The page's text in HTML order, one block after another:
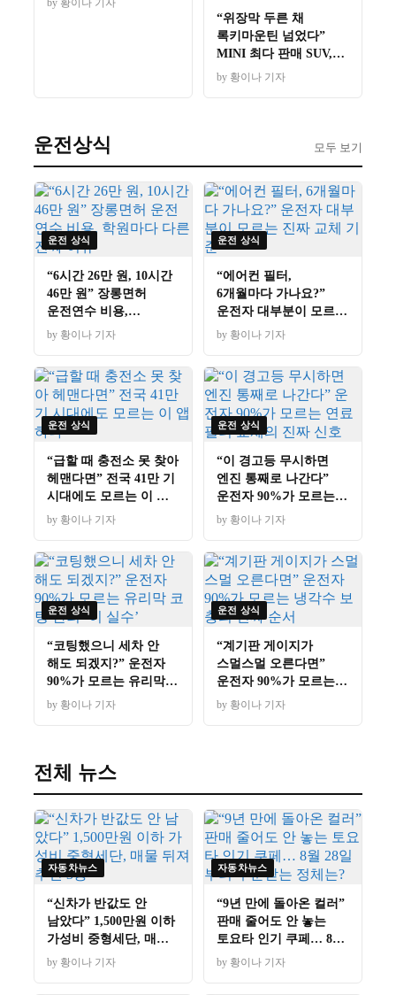
by 황이나 기자
“위장막 두른 채
록키마운틴 넘었다”
MINI 최다 판매 SUV,
10월 베일 벗는 신형의
by 황이나 기자
운전상식 모두 보기
운전 상식
“6시간 26만 원, 10시간
46만 원” 장롱면허
운전연수 비용,
학원마다 다른 진짜
by 황이나 기자
운전 상식
“에어컨 필터,
6개월마다 가나요?”
운전자 대부분이 모르는
진짜 교체 기준
by 황이나 기자
운전 상식
“급할 때 충전소 못 찾아
헤맨다면” 전국 41만 기
시대에도 모르는 이 앱
하나
by 황이나 기자
운전 상식
“이 경고등 무시하면
엔진 통째로 나간다”
운전자 90%가 모르는
연료필터 교체의 진짜
by 황이나 기자
운전 상식
“코팅했으니 세차 안
해도 되겠지?” 운전자
90%가 모르는 유리막
코팅 관리 ‘이 실수’
by 황이나 기자
운전 상식
“계기판 게이지가
스멀스멀 오른다면”
운전자 90%가 모르는
냉각수 보충의 진짜
by 황이나 기자
전체 뉴스
자동차뉴스
“신차가 반값도 안
남았다” 1,500만원 이하
가성비 중형세단, 매물
뒤져 추린 3종
by 황이나 기자
자동차뉴스
“9년 만에 돌아온 컬러”
판매 줄어도 안 놓는
토요타 인기 쿠페… 8월
28일부터 주문받는
by 황이나 기자